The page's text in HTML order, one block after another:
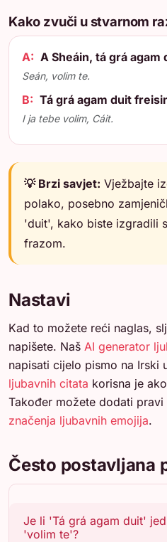
Kako zvuči u stvarnom
A: A Sheáin, tá grá agam
Seán, volim te.
B: Tá grá agam duit
I ja tebe volim, Cáit.
💡 Brzi savjet: Vježbajte
polako, posebno
'duit', kako biste izgradili
frazom.
Nastavi
Kad to možete reći naglas,
napišete. Naš AI generator
napisati cijelo pismo na Irski
ljubavnih citata korisna je
Također možete dodati pravi
značenja ljubavnih emojija.
Često postavljana
Je li 'Tá grá agam duit'
'volim te'?